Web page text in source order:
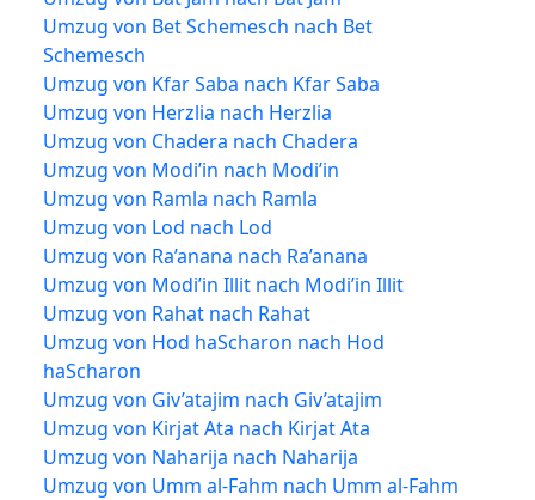
Umzug von Bet Schemesch nach Bet
Schemesch
Umzug von Kfar Saba nach Kfar Saba
Umzug von Herzlia nach Herzlia
Umzug von Chadera nach Chadera
Umzug von Modi’in nach Modi’in
Umzug von Ramla nach Ramla
Umzug von Lod nach Lod
Umzug von Ra’anana nach Ra’anana
Umzug von Modi’in Illit nach Modi’in Illit
Umzug von Rahat nach Rahat
Umzug von Hod haScharon nach Hod
haScharon
Umzug von Giv’atajim nach Giv’atajim
Umzug von Kirjat Ata nach Kirjat Ata
Umzug von Naharija nach Naharija
Umzug von Umm al-Fahm nach Umm al-Fahm